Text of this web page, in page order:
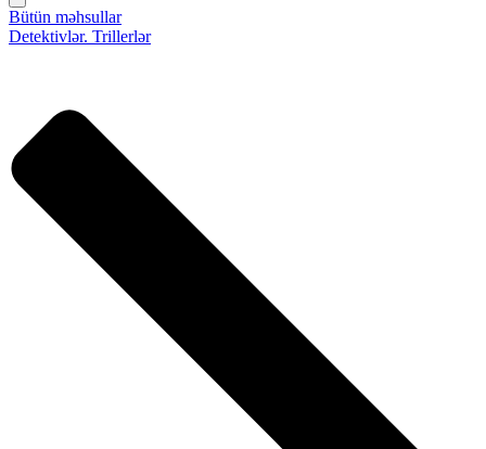
Bütün məhsullar
Detektivlər. Trillerlər